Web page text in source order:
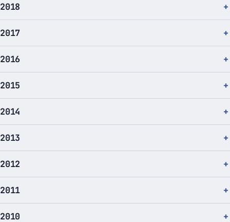
2018
2017
2016
2015
2014
2013
2012
2011
2010